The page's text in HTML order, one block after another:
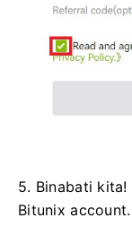
5. Binabati kita!
Bitunix account.